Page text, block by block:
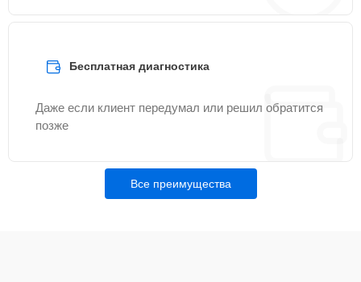
Бесплатная диагностика
Даже если клиент передумал или решил обратится
позже
Все преимущества